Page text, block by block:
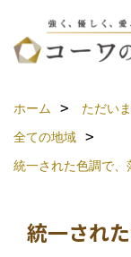
ホーム ただい
全ての地域
統一された色調で
統一され